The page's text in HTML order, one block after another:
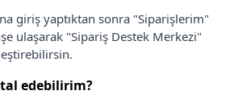
giriş yaptıktan sonra "Siparişlerim"
ulaşarak "Sipariş Destek Merkezi"
edebilirim?